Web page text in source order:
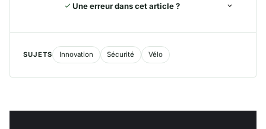
Une erreur dans cet article ?
SUJETS Innovation Sécurité Vélo